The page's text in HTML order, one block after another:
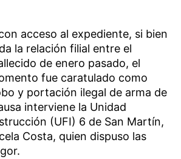
acceso al expediente, si bien
la relación filial entre el
de enero pasado, el
fue caratulado como
y portación ilegal de arma de
interviene la Unidad
(UFI) 6 de San Martín,
Costa, quien dispuso las